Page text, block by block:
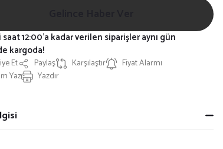
Et Paylaş Karşılaştır
Fiyat Alarmı
Yaz
Yazdır
12:00'a kadar verilen siparişler aynı gün
kargoda!